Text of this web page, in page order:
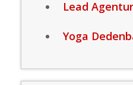
Lead
Yoga